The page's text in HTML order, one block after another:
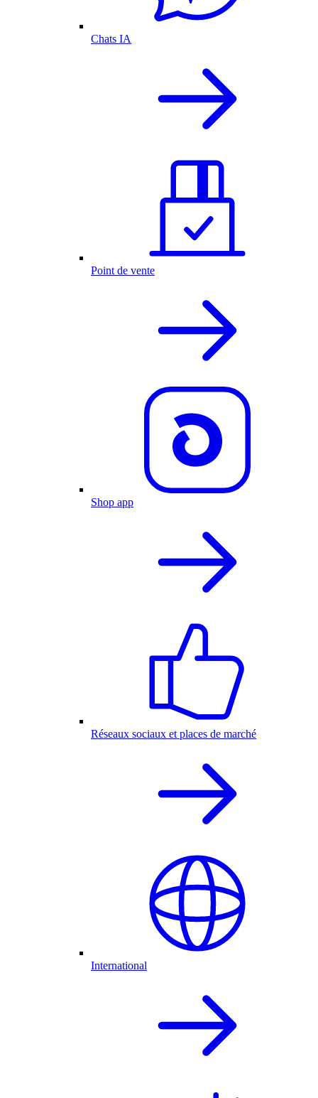
Chats IA
Point de vente
Shop app
Réseaux sociaux et places de marché
International